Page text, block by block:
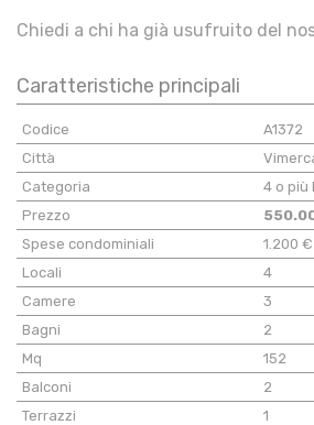
Chiedi a chi ha già usufruito del
Caratteristiche principali
Codice
A1372
Città
Categoria
4 o più
Prezzo
Spese condominiali
1.200
Locali
4
Camere
3
Bagni
2
Mq
152
Balconi
2
Terrazzi
1